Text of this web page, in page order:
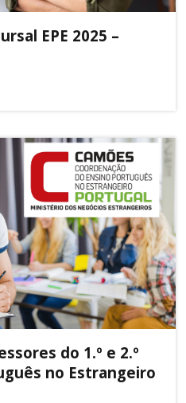
EPE 2025 –
do 1.º e 2.º
no Estrangeiro